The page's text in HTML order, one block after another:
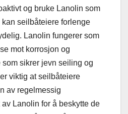
og bruke Lanolin som
seilbåteiere forlenge
Lanolin fungerer som
mot korrosjon og
sikrer jevn seiling og
viktig at seilbåteiere
av regelmessig
Lanolin for å beskytte de